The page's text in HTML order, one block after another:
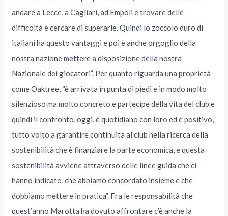
andare a Lecce, a Cagliari, ad Empoli e trovare delle
difficoltà e cercare di superarle. Quindi lo zoccolo duro di
italiani ha questo vantaggi e poi è anche orgoglio della
nostra nazione mettere a disposizione della nostra
Nazionale dei giocatori”. Per quanto riguarda una proprietà
come Oaktree, “è arrivata in punta di piedi e in modo molto
silenzioso ma molto concreto e partecipe della vita del club e
quindi il confronto, oggi, è quotidiano con loro ed è positivo,
tutto volto a garantire continuità al club nella ricerca della
sostenibilità che è finanziare la parte economica, e questa
sostenibilità avviene attraverso delle linee guida che ci
hanno indicato, che abbiamo concordato insieme e che
dobbiamo mettere in pratica”. Fra le responsabilità che
quest’anno Marotta ha dovuto affrontare c’è anche la